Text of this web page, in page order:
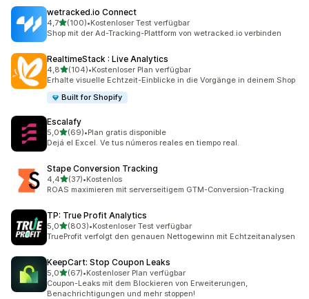
wetracked.io Connect
4,7von 5 Sternen
(100)
100 Rezensionen insgesamt
•Kostenloser Test verfügbar
Shop mit der Ad-Tracking-Plattform von wetracked.io verbinden
RealtimeStack : Live Analytics
4,8von 5 Sternen
(104)
104 Rezensionen insgesamt
•Kostenloser Plan verfügbar
Erhalte visuelle Echtzeit-Einblicke in die Vorgänge in deinem Shop
Built for Shopify
Escalafy
5,0von 5 Sternen
(69)
69 Rezensionen insgesamt
•Plan gratis disponible
Dejá el Excel. Ve tus números reales en tiempo real.
Stape Conversion Tracking
4,4von 5 Sternen
(37)
37 Rezensionen insgesamt
•Kostenlos
ROAS maximieren mit serverseitigem GTM-Conversion-Tracking
TP: True Profit Analytics
5,0von 5 Sternen
(803)
803 Rezensionen insgesamt
•Kostenloser Test verfügbar
TrueProfit verfolgt den genauen Nettogewinn mit Echtzeitanalysen
KeepCart: Stop Coupon Leaks
5,0von 5 Sternen
(67)
67 Rezensionen insgesamt
•Kostenloser Plan verfügbar
Coupon-Leaks mit dem Blockieren von Erweiterungen,
Benachrichtigungen und mehr stoppen!